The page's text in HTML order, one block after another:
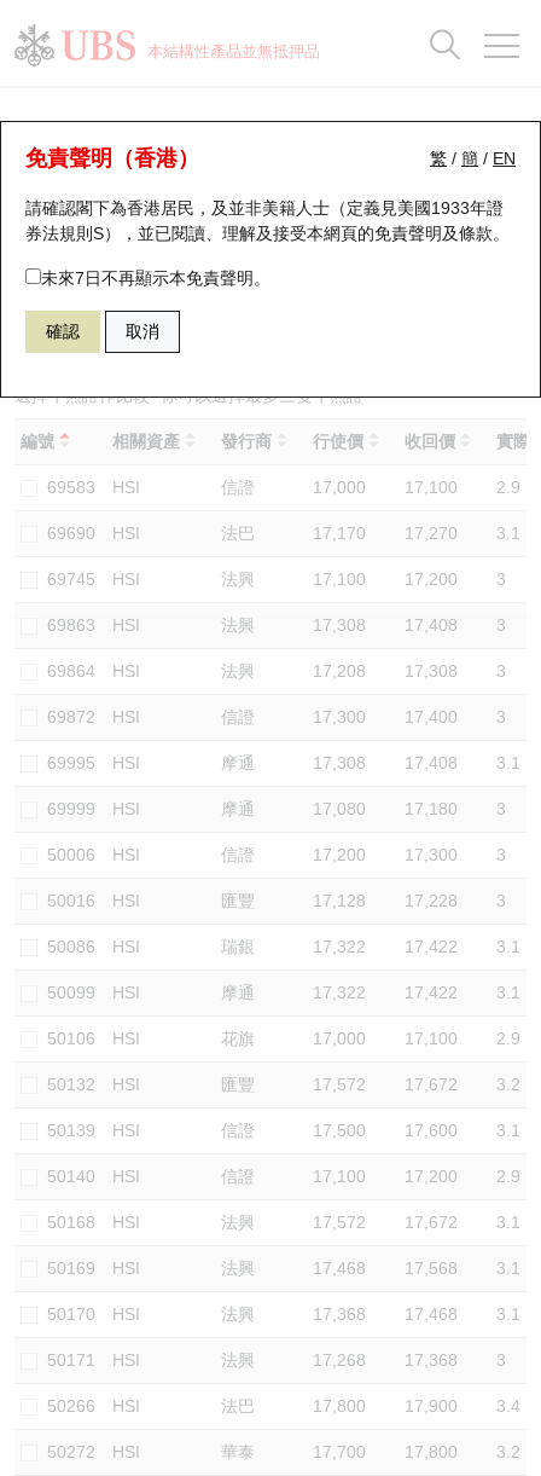
本結構性產品並無抵押品
繁 / 簡 / EN
免責聲明（香港）
請確認閣下為香港居民，及並非美籍人士（定義見美國1933年證
券法規則S），並已閱讀、理解及接受本網頁的免責聲明及條款。
未來7日不再顯示本免責聲明。
確認 取消
牛熊證分析儀
表現 街貨統計 比較
50385 瑞銀牛證 HSI 恒生指數
選擇牛熊證作比較 *你可以選擇最多三隻牛熊證
編號 相關資產 發行商 行使價 收回價 實際
69583 HSI 信證 17,000 17,100 2.9
69690 HSI 法巴 17,170 17,270 3.1
69745 HSI 法興 17,100 17,200 3
69863 HSI 法興 17,308 17,408 3
69864 HSI 法興 17,208 17,308 3
69872 HSI 信證 17,300 17,400 3
69995 HSI 摩通 17,308 17,408 3.1
69999 HSI 摩通 17,080 17,180 3
50006 HSI 信證 17,200 17,300 3
50016 HSI 匯豐 17,128 17,228 3
50086 HSI 瑞銀 17,322 17,422 3.1
50099 HSI 摩通 17,322 17,422 3.1
50106 HSI 花旗 17,000 17,100 2.9
50132 HSI 匯豐 17,572 17,672 3.2
50139 HSI 信證 17,500 17,600 3.1
50140 HSI 信證 17,100 17,200 2.9
50168 HSI 法興 17,572 17,672 3.1
50169 HSI 法興 17,468 17,568 3.1
50170 HSI 法興 17,368 17,468 3.1
50171 HSI 法興 17,268 17,368 3
50266 HSI 法巴 17,800 17,900 3.4
50272 HSI 華泰 17,700 17,800 3.2
瑞銀認股證一覽
新發行瑞銀認股證
即將到期認股證
認股證到期結算價查詢
認股證分析儀
認股證速算機
認股證/牛熊證日誌
認股證文件及公告
街貨統計
比較
牛熊全景快搜
牛熊證搜尋
牛熊證街貨分佈圖
正股牛熊證列表
新發行瑞銀牛熊證
已收回牛熊證剩餘價值
牛熊證到期結算價查詢
牛熊證分析儀
牛熊證文件及公告
牛熊證文件及公告 (瑞信)
街貨統計
比較
十大升幅/跌幅
十大認股證成交分佈
十天股證佔大市成交
資金流
街貨統計
三十大平均引伸波幅
正股分析儀
二十大活躍股份
恒指成份股
國指成份股
科指成份股
相關資產沽空
中資ETFs溢價比較
AH 股價對照
ADR
收市競價變化
持股比重
顯示所有持股比重
每月輪證大市專題
輪證專欄
講座及教育短片
認股證投資者教育
牛熊證投資者教育
認股證牛熊證常問問題